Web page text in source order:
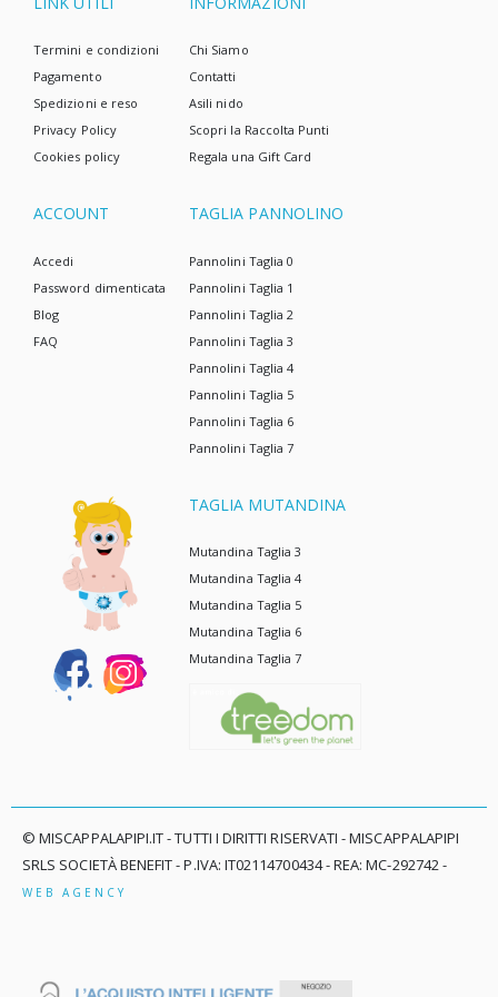
Termini e condizioni
Pagamento
Spedizioni e reso
Privacy Policy
Cookies policy
Chi Siamo
Contatti
Asili nido
Scopri la Raccolta Punti
Regala una Gift Card
ACCOUNT
Accedi
Password dimenticata
Blog
FAQ
TAGLIA PANNOLINO
Pannolini Taglia 0
Pannolini Taglia 1
Pannolini Taglia 2
Pannolini Taglia 3
Pannolini Taglia 4
Pannolini Taglia 5
Pannolini Taglia 6
Pannolini Taglia 7
TAGLIA MUTANDINA
Mutandina Taglia 3
Mutandina Taglia 4
Mutandina Taglia 5
Mutandina Taglia 6
Mutandina Taglia 7
© MISCAPPALAPIPI.IT - TUTTI I DIRITTI RISERVATI - MISCAPPALAPIPI
SRLS SOCIETÀ BENEFIT - P.IVA: IT02114700434 - REA: MC-292742 -
WEB AGENCY